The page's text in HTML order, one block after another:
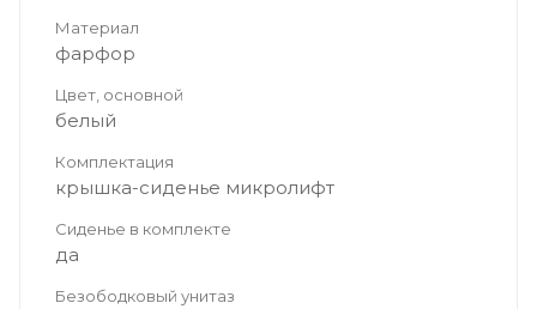
Материал
фарфор
Цвет, основной
белый
Комплектация
крышка-сиденье микролифт
Сиденье в комплекте
да
Безободковый унитаз